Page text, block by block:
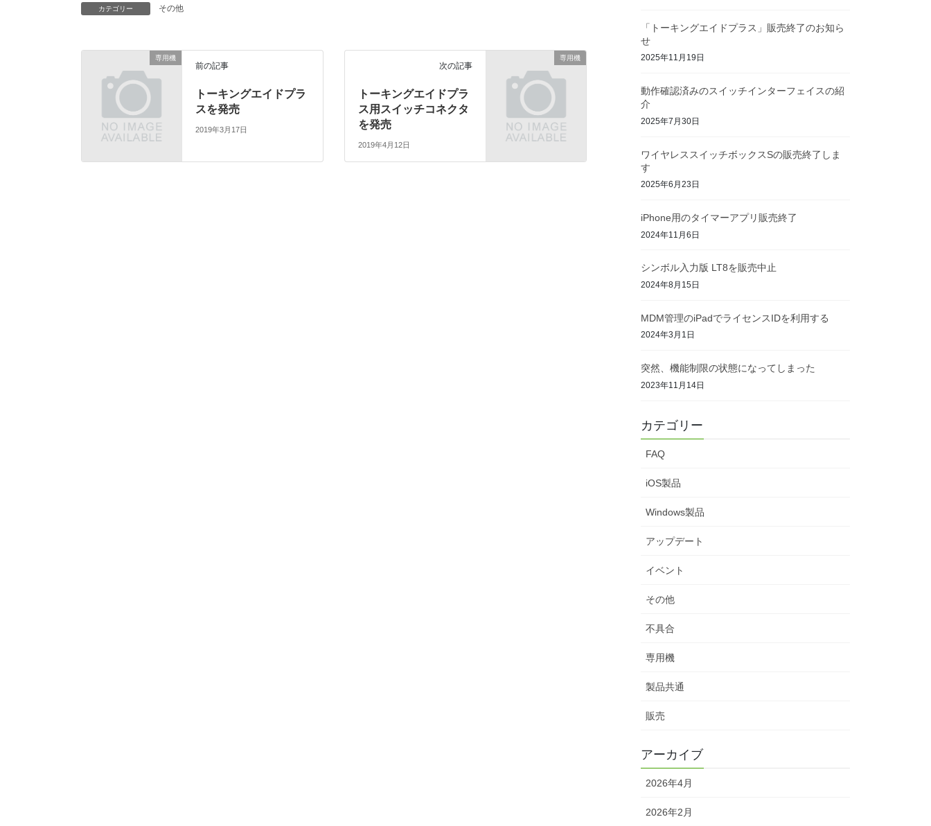
カテゴリー その他
専用機
前の記事
トーキングエイドプラ
スを発売
2019年3月17日
専用機
次の記事
トーキングエイドプラ
ス用スイッチコネクタ
を発売
2019年4月12日
「トーキングエイドプラス」販売終了のお知ら
せ
2025年11月19日
動作確認済みのスイッチインターフェイスの紹
介
2025年7月30日
ワイヤレススイッチボックスSの販売終了しま
す
2025年6月23日
iPhone用のタイマーアプリ販売終了
2024年11月6日
シンボル入力版 LT8を販売中止
2024年8月15日
MDM管理のiPadでライセンスIDを利用する
2024年3月1日
突然、機能制限の状態になってしまった
2023年11月14日
カテゴリー
FAQ
iOS製品
Windows製品
アップデート
イベント
その他
不具合
専用機
製品共通
販売
アーカイブ
2026年4月
2026年2月